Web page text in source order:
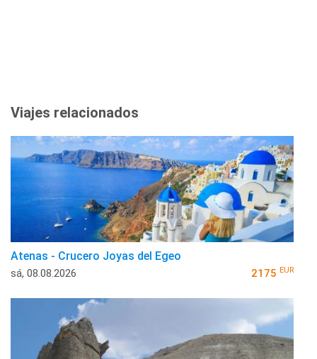
Viajes relacionados
Atenas - Crucero Joyas del Egeo
sá, 08.08.2026 2175 EUR